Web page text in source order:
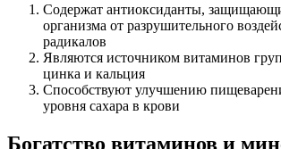
Содержат антиоксиданты,
организма от разрушительного
радикалов
Являются источником витаминов
цинка и кальция
Способствуют улучшению
уровня сахара в крови
Богатство витаминов и